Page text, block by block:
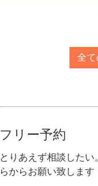
全
フリー予約
とりあえず相談した
らからお願い致します